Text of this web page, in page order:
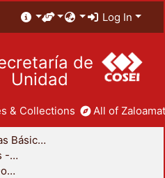
Log In
de
Unidad
& Collections All of
División de Ciencias Básicas e Ingeniería
Publicaciones periódicas - CBI
Revista Tendencias en Docencia e Investigación en Química